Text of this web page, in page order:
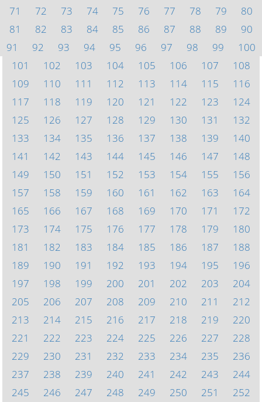
71
72 73 74 75 76 77 78 79
80
81
82 83 84 85 86 87 88 89
90
91
92 93 94 95 96 97 98 99
100
101
102 103 104 105 106 107
108
109
110 111 112 113 114 115
116
117
118 119 120 121 122 123
124
125
126 127 128 129 130 131
132
133
134 135 136 137 138 139
140
141
142 143 144 145 146 147
148
149
150 151 152 153 154 155
156
157
158 159 160 161 162 163
164
165
166 167 168 169 170 171
172
173
174 175 176 177 178 179
180
181
182 183 184 185 186 187
188
189
190 191 192 193 194 195
196
197
198 199 200 201 202 203
204
205
206 207 208 209 210 211
212
213
214 215 216 217 218 219
220
221
222 223 224 225 226 227
228
229
230 231 232 233 234 235
236
237
238 239 240 241 242 243
244
245
246 247 248 249 250 251
252